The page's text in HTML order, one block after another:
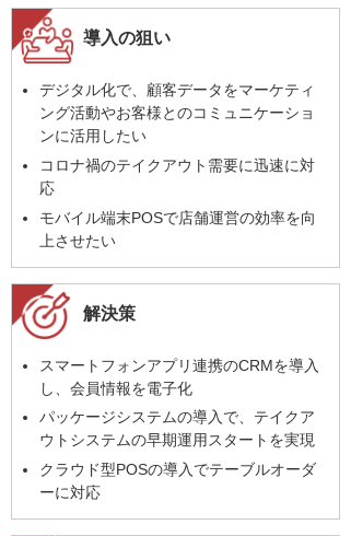
導入の狙い
デジタル化で、顧客データをマーケティ
ング活動やお客様とのコミュニケーショ
ンに活用したい
コロナ禍のテイクアウト需要に迅速に対
応
モバイル端末POSで店舗運営の効率を向
上させたい
解決策
スマートフォンアプリ連携のCRMを導入
し、会員情報を電子化
パッケージシステムの導入で、テイクア
ウトシステムの早期運用スタートを実現
クラウド型POSの導入でテーブルオーダ
ーに対応